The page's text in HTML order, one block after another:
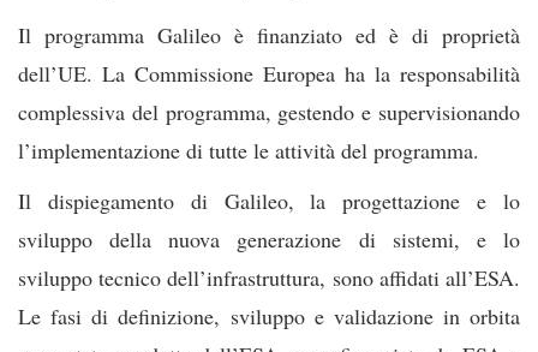
Il programma Galileo è finanziato ed è di proprietà
dell’UE. La Commissione Europea ha la responsabilità
complessiva del programma, gestendo e supervisionando
l’implementazione di tutte le attività del programma.
Il dispiegamento di Galileo, la progettazione e lo
sviluppo della nuova generazione di sistemi, e lo
sviluppo tecnico dell’infrastruttura, sono affidati all’ESA.
Le fasi di definizione, sviluppo e validazione in orbita